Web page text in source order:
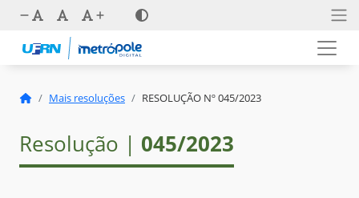
Mais resoluções RESOLUÇÃO Nº 045/2023
Resolução | 045/2023